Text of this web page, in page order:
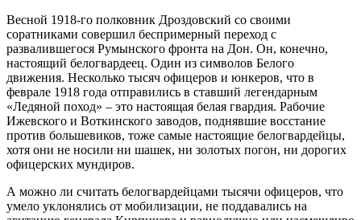
Весной 1918-го полковник Дроздовский со своими
соратниками совершил беспримерный переход с
развалившегося Румынского фронта на Дон. Он, конечно,
настоящий белогвардеец. Один из символов Белого
движения. Несколько тысяч офицеров и юнкеров, что в
феврале 1918 года отправились в ставший легендарным
«Ледяной поход» – это настоящая белая гвардия. Рабочие
Ижевского и Воткинского заводов, поднявшие восстание
против большевиков, тоже самые настоящие белогвардейцы,
хотя они не носили ни шашек, ни золотых погон, ни дорогих
офицерских мундиров.
А можно ли считать белогвардейцами тысячи офицеров, что
умело уклонялись от мобилизации, не поддавались на